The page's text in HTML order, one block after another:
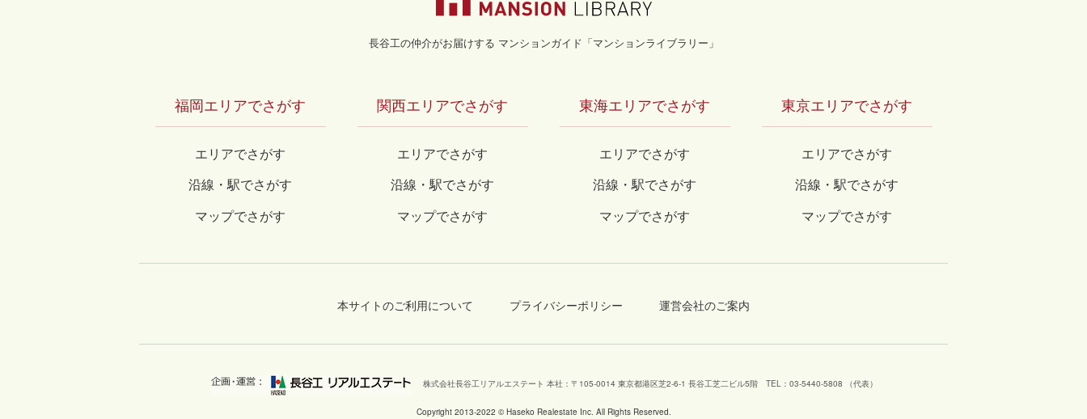
長谷工の仲介がお届けする マンションガイド「マンションライブラリー」
東京エリアでさがす
エリアでさがす
沿線・駅でさがす
マップでさがす
東海エリアでさがす
エリアでさがす
沿線・駅でさがす
マップでさがす
関西エリアでさがす
エリアでさがす
沿線・駅でさがす
マップでさがす
福岡エリアでさがす
エリアでさがす
沿線・駅でさがす
マップでさがす
本サイトのご利用について プライバシーポリシー 運営会社のご案内
株式会社長谷工リアルエステート 本社 ： 〒105-0014 東京都港区芝2-6-1 長谷工芝二ビル5階 TEL：03-5440-5808 （代表）
Copyright 2013-2022 © Haseko Realestate Inc. All Rights Reserved.